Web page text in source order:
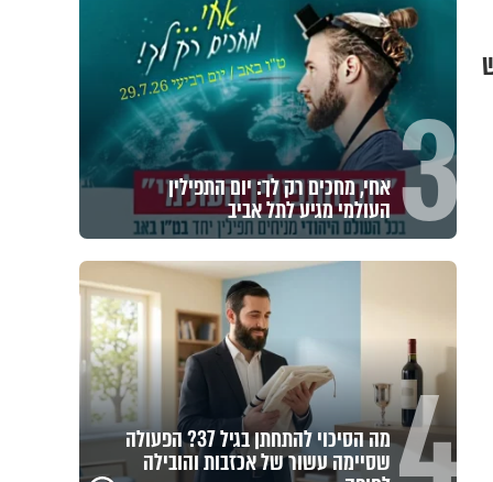
3 אחי, מחכים רק לך: יום התפילין
העולמי מגיע לתל אביב
מה הסיכוי להתחתן בגיל 37? הפעולה
שסיימה עשור של אכזבות והובילה